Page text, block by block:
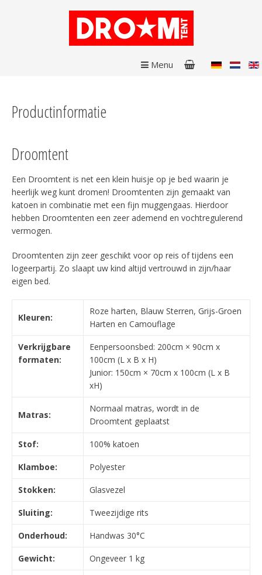
Menu
Productinformatie
Droomtent
Een Droomtent is net een klein huisje op je bed waarin je
heerlijk weg kunt dromen! Droomtenten zijn gemaakt van
katoen in combinatie met een fijn muggengaas. Hierdoor
hebben Droomtenten een zeer ademend en vochtregulerend
vermogen.
Droomtenten zijn zeer geschikt voor op reis of tijdens een
logeerpartij. Zo slaapt uw kind altijd vertrouwd in zijn/haar
eigen bed.
Kleuren:
Roze harten, Blauw Sterren, Grijs-Groen
Harten en Camouflage
Verkrijgbare
formaten:
Eenpersoonsbed: 200cm × 90cm x
100cm (L x B x H)
Junior: 150cm × 70cm x 100cm (L x B
xH)
Matras:
Normaal matras, wordt in de
Droomtent geplaatst
Stof: 100% katoen
Klamboe: Polyester
Stokken: Glasvezel
Sluiting: Tweezijdige rits
Onderhoud: Handwas 30°C
Gewicht: Ongeveer 1 kg